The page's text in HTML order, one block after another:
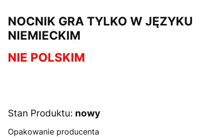
NOCNIK GRA TYLKO W JĘZYKU
NIEMIECKIM
NIE POLSKIM
Stan Produktu: nowy
Opakowanie producenta